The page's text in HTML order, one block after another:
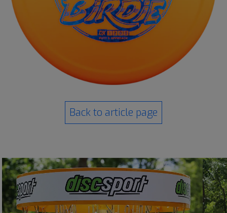
Back to article page